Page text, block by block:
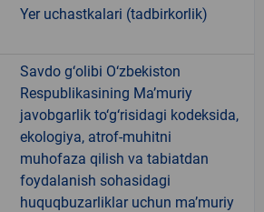
Yer uchastkalari (tadbirkorlik)
Savdo g‘olibi O‘zbekiston
Respublikasining Ma’muriy
javobgarlik to‘g‘risidagi kodeksida,
ekologiya, atrof-muhitni
muhofaza qilish va tabiatdan
foydalanish sohasidagi
huquqbuzarliklar uchun ma’muriy